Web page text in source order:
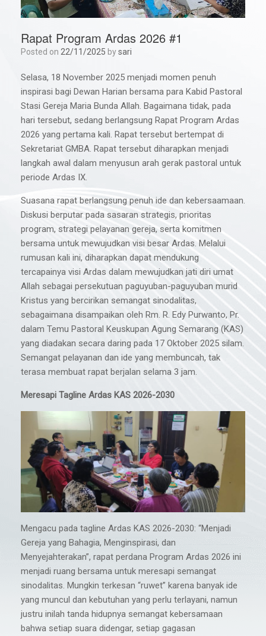
Rapat Program Ardas 2026 #1
Posted on 22/11/2025 bysari
Selasa, 18 November 2025 menjadi momen penuh
inspirasi bagi Dewan Harian bersama para Kabid Pastoral
Stasi Gereja Maria Bunda Allah. Bagaimana tidak, pada
hari tersebut, sedang berlangsung Rapat Program Ardas
2026 yang pertama kali. Rapat tersebut bertempat di
Sekretariat GMBA. Rapat tersebut diharapkan menjadi
langkah awal dalam menyusun arah gerak pastoral untuk
periode Ardas IX.
Suasana rapat berlangsung penuh ide dan kebersaamaan.
Diskusi berputar pada sasaran strategis, prioritas
program, strategi pelayanan gereja, serta komitmen
bersama untuk mewujudkan visi besar Ardas. Melalui
rumusan kali ini, diharapkan dapat mendukung
tercapainya visi Ardas dalam mewujudkan jati diri umat
Allah sebagai persekutuan paguyuban-paguyuban murid
Kristus yang bercirikan semangat sinodalitas,
sebagaimana disampaikan oleh Rm. R. Edy Purwanto, Pr.
dalam Temu Pastoral Keuskupan Agung Semarang (KAS)
yang diadakan secara daring pada 17 Oktober 2025 silam.
Semangat pelayanan dan ide yang membuncah, tak
terasa membuat rapat berjalan selama 3 jam.
Meresapi Tagline Ardas KAS 2026-2030
Mengacu pada tagline Ardas KAS 2026-2030: “Menjadi
Gereja yang Bahagia, Menginspirasi, dan
Menyejahterakan”, rapat perdana Program Ardas 2026 ini
menjadi ruang bersama untuk meresapi semangat
sinodalitas. Mungkin terkesan “ruwet” karena banyak ide
yang muncul dan kebutuhan yang perlu terlayani, namun
justru inilah tanda hidupnya semangat kebersamaan
bahwa setiap suara didengar, setiap gagasan